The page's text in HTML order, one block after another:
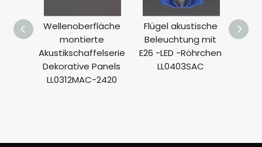
Wellenoberfläche
montierte
Akustikschaffelserie
Dekorative Panels
LL0312MAC-2420
Flügel akustische
Beleuchtung mit
E26 -LED -Röhrchen
LL0403SAC